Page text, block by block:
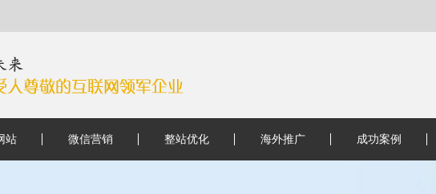
站 微信营销 整站优化 海外推广 成功案例